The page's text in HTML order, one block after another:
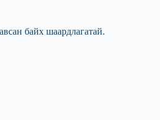
байх шаардлагатай.